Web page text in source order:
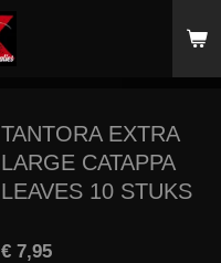
TANTORA EXTRA
LARGE CATAPPA
LEAVES 10 STUKS
€ 7,95